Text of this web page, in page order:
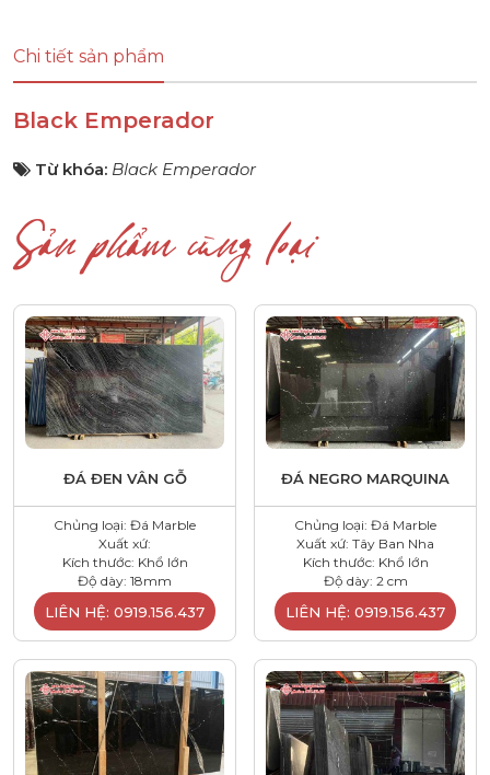
Chi tiết sản phẩm
Black Emperador
Từ khóa: Black Emperador
Sản phẩm cùng loại
ĐÁ ĐEN VÂN GỖ
Chủng loại: Đá Marble
Xuất xứ:
Kích thước: Khổ lớn
Độ dày: 18mm
LIÊN HỆ: 0919.156.437
ĐÁ NEGRO MARQUINA
Chủng loại: Đá Marble
Xuất xứ: Tây Ban Nha
Kích thước: Khổ lớn
Độ dày: 2 cm
LIÊN HỆ: 0919.156.437